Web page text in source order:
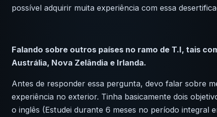
possível adquirir muita experiência com essa
Falando sobre outros países no ramo de T.I, tais
Austrália, Nova Zelândia e Irlanda.
Antes de responder essa pergunta, devo falar sobre
experiência no exterior. Tinha basicamente dois
o inglês (Estudei durante 6 meses no período integral